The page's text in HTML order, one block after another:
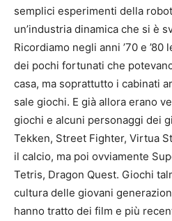
semplici esperimenti della
un’industria dinamica che si è
Ricordiamo negli anni ’70 e
dei pochi fortunati che
casa, ma soprattutto i cabinati
sale giochi. E già allora erano
giochi e alcuni personaggi dei
Tekken, Street Fighter, Virtua
il calcio, ma poi ovviamente
Tetris, Dragon Quest. Giochi
cultura delle giovani
hanno tratto dei film e più